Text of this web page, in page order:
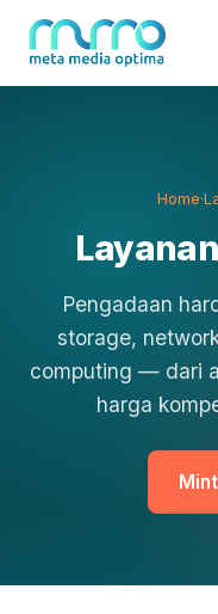
Home·
Pengadaan
storage,
computing — dari
harga